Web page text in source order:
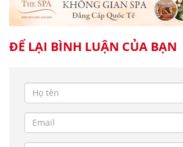
ĐỂ LẠI BÌNH LUẬN CỦA BẠN